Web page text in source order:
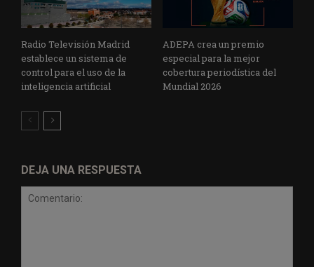
Radio Televisión Madrid
establece un sistema de
control para el uso de la
inteligencia artificial
ADEPA crea un premio
especial para la mejor
cobertura periodística del
Mundial 2026
DEJA UNA RESPUESTA